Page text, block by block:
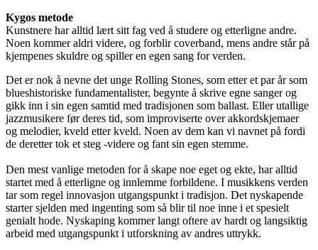
Kygos metode
Kunstnere har alltid lært sitt fag ved å studere og etterligne andre.
Noen kommer aldri videre, og forblir coverband, mens andre står på
kjempenes skuldre og spiller en egen sang for verden.
Det er nok å nevne det unge Rolling Stones, som etter et par år som
blueshistoriske fundamentalister, begynte å skrive egne sanger og
gikk inn i sin egen samtid med tradisjonen som ballast. Eller utallige
jazzmusikere før deres tid, som improviserte over akkordskjemaer
og melodier, kveld etter kveld. Noen av dem kan vi navnet på fordi
de deretter tok et steg -videre og fant sin egen stemme.
Den mest vanlige metoden for å skape noe eget og ekte, har alltid
startet med å etterligne og innlemme forbildene. I musikkens verden
tar som regel innovasjon utgangspunkt i tradisjon. Det nyskapende
starter sjelden med ingenting som så blir til noe inne i et spesielt
genialt hode. Nyskaping kommer langt oftere av hardt og langsiktig
arbeid med utgangspunkt i utforskning av andres uttrykk.